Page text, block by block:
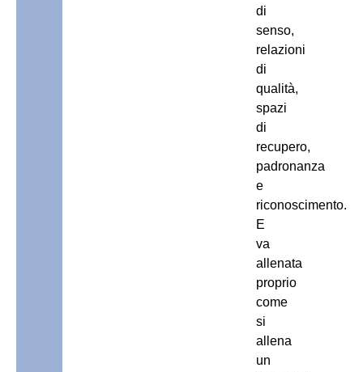
di
senso,
relazioni
di
qualità,
spazi
di
recupero,
padronanza
e
riconoscimento.
E
va
allenata
proprio
come
si
allena
un